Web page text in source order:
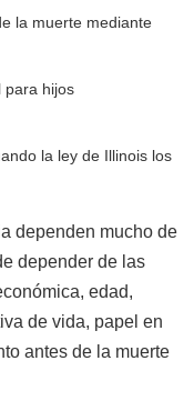
la muerte mediante
para hijos
la ley de Illinois los
dependen mucho de
depender de las
edad,
de vida, papel en
antes de la muerte